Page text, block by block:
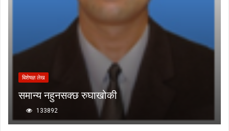
बिशेषज्ञ लेख
समान्य नहुनसक्छ रुघाखोकी
133892